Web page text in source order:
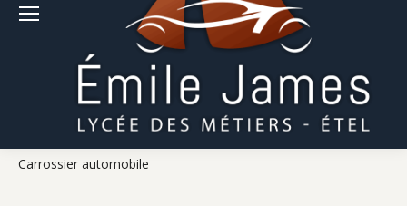
Carrossier automobile